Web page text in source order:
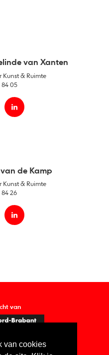
van cookies
van Xanten
Kunst & Ruimte
84 05
de Kamp
Kunst & Ruimte
84 26
van